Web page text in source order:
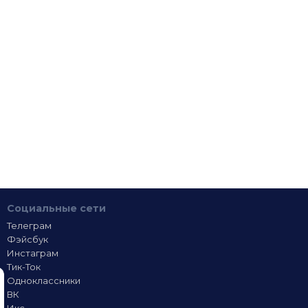
Социальные сети
Телеграм
Фэйсбук
Инстаграм
Тик-Ток
Одноклассники
ВК